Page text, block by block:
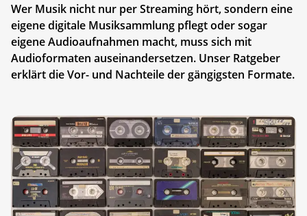
Wer Musik nicht nur per Streaming hört, sondern eine
eigene digitale Musiksammlung pflegt oder sogar
eigene Audioaufnahmen macht, muss sich mit
Audioformaten auseinandersetzen. Unser Ratgeber
erklärt die Vor- und Nachteile der gängigsten Formate.